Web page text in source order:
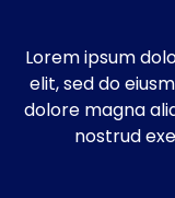
Lorem ipsum
elit, sed do
dolore magna
nostrud